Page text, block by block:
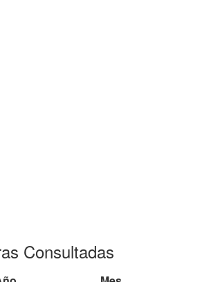
Consultadas